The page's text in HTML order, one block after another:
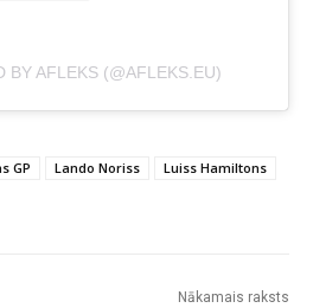
BY AFLEKS (@AFLEKS.EU)
GP Lando Noriss
Luiss Hamiltons
Nākamais raksts